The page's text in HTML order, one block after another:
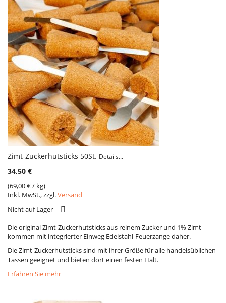
Zimt-Zuckerhutsticks 50St. Details...
34,50 €
(69,00 €/ kg)
Inkl. MwSt., zzgl.Versand
Nicht auf Lager
Die original Zimt-Zuckerhutsticks aus reinem Zucker und 1% Zimt
kommen mit integrierter Einweg Edelstahl-Feuerzange daher.
Die Zimt-Zuckerhutsticks sind mit ihrer Größe für alle handelsüblichen
Tassen geeignet und bieten dort einen festen Halt.
Erfahren Sie mehr